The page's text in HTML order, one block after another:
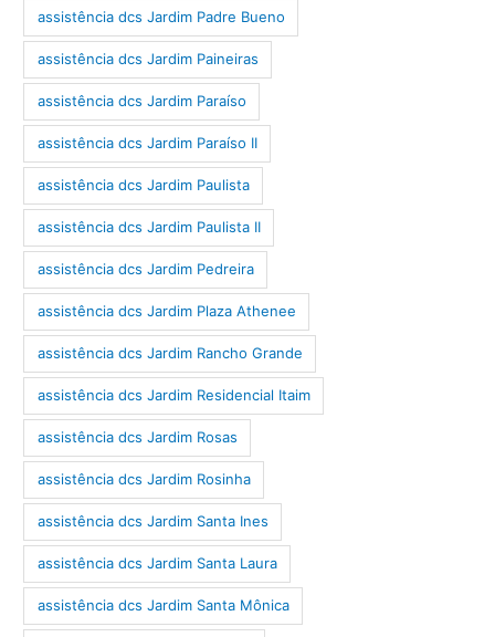
assistência dcs Jardim Padre Bueno
assistência dcs Jardim Paineiras
assistência dcs Jardim Paraíso
assistência dcs Jardim Paraíso II
assistência dcs Jardim Paulista
assistência dcs Jardim Paulista II
assistência dcs Jardim Pedreira
assistência dcs Jardim Plaza Athenee
assistência dcs Jardim Rancho Grande
assistência dcs Jardim Residencial Itaim
assistência dcs Jardim Rosas
assistência dcs Jardim Rosinha
assistência dcs Jardim Santa Ines
assistência dcs Jardim Santa Laura
assistência dcs Jardim Santa Mônica